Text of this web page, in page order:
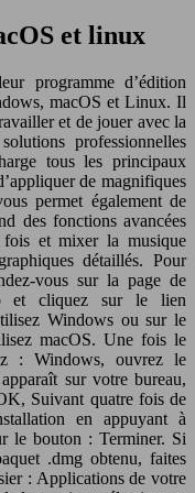
et linux
programme d’édition
macOS et Linux. Il
et de jouer avec la
professionnelles
tous les principaux
de magnifiques
permet également de
des fonctions avancées
et mixer la musique
détaillés. Pour
vous sur la page de
et cliquez sur le lien
Windows ou sur le
macOS. Une fois le
: Windows, ouvrez le
sur votre bureau,
Suivant quatre fois de
en appuyant à
le bouton : Terminer. Si
.dmg obtenu, faites
: Applications de votre